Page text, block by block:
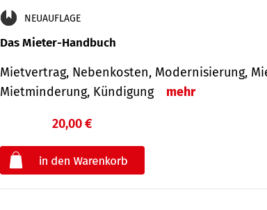
NEUAUFLAGE
Das Mieter-Handbuch
Mietvertrag, Nebenkosten, Modernisierung,
Mietminderung, Kündigung
mehr
20,00 €